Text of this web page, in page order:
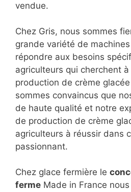
vendue.
Chez Gris, nous sommes
grande variété de
répondre aux besoins
agriculteurs qui cherchent
production de crème
sommes convaincus que
de haute qualité et notre
de production de crème
agriculteurs à réussir dans
passionnant.
Chez glace fermière le
ferme Made in France